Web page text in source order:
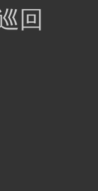
回